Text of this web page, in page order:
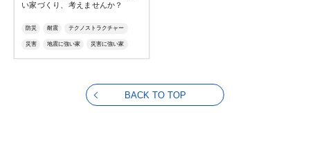
い家づくり、考えませんか？
防災 耐震 テクノストラクチャー
災害 地震に強い家 災害に強い家
耐雪 耐風
BACK TO TOP